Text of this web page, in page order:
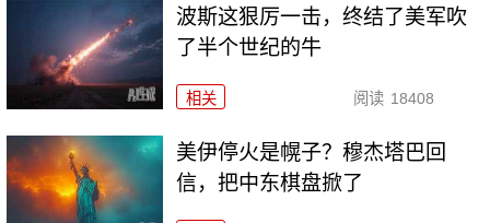
波斯这狠厉一击，终结了美军吹
了半个世纪的牛
相关 阅读 18408
美伊停火是幌子？穆杰塔巴回
信，把中东棋盘掀了